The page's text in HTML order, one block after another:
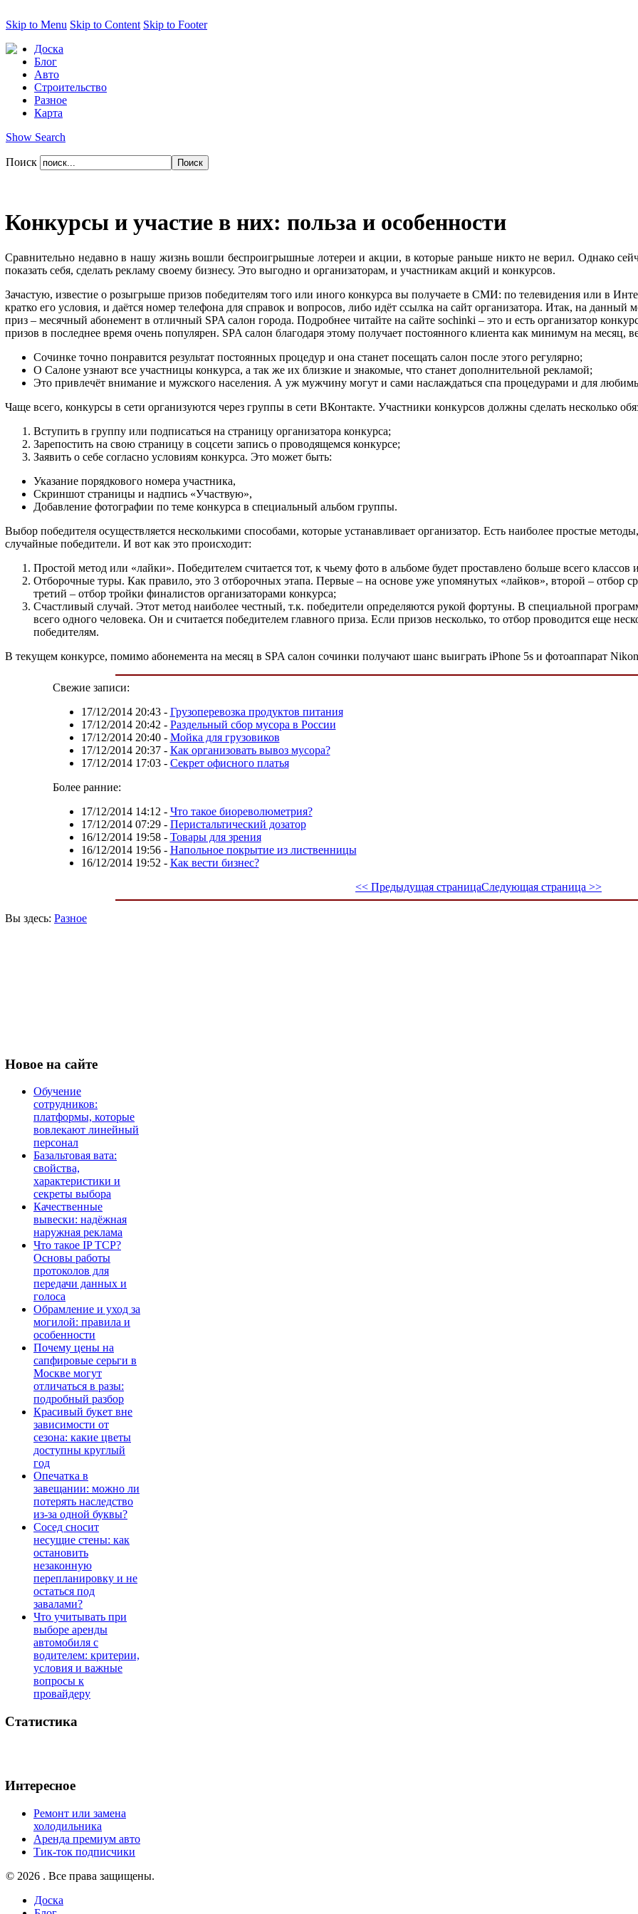
Skip to Menu Skip to Content Skip to Footer
Доска
Блог
Авто
Строительство
Разное
Карта
Show Search
Поиск
Конкурсы и участие в них: польза и особенности
Сравнительно недавно в нашу жизнь вошли беспроигрышные лотереи и акции, в которые раньше никто не верил. Однако
показать себя, сделать рекламу своему бизнесу. Это выгодно и организаторам, и участникам акций и конкурсов.
Зачастую, известие о розыгрыше призов победителям того или иного конкурса вы получаете в СМИ: по телевидения или в
кратко его условия, и даётся номер телефона для справок и вопросов, либо идёт ссылка на сайт организатора. Итак, на
приз – месячный абонемент в отличный SPA салон города. Подробнее читайте на сайте sochinki – это и есть организатор
призов в последнее время очень популярен. SPA салон благодаря этому получает постоянного клиента как минимум на месяц,
Сочинке точно понравится результат постоянных процедур и она станет посещать салон после этого регулярно;
О Салоне узнают все участницы конкурса, а так же их близкие и знакомые, что станет дополнительной рекламой;
Это привлечёт внимание и мужского населения. А уж мужчину могут и сами наслаждаться спа процедурами и для
Чаще всего, конкурсы в сети организуются через группы в сети ВКонтакте. Участники конкурсов должны сделать несколько
Вступить в группу или подписаться на страницу организатора конкурса;
Зарепостить на свою страницу в соцсети запись о проводящемся конкурсе;
Заявить о себе согласно условиям конкурса. Это может быть:
Указание порядкового номера участника,
Скриншот страницы и надпись «Участвую»,
Добавление фотографии по теме конкурса в специальный альбом группы.
Выбор победителя осуществляется несколькими способами, которые устанавливает организатор. Есть наиболее простые
случайные победители. И вот как это происходит:
Простой метод или «лайки». Победителем считается тот, к чьему фото в альбоме будет проставлено больше всего классов
Отборочные туры. Как правило, это 3 отборочных этапа. Первые – на основе уже упомянутых «лайков», второй – отбор
третий – отбор тройки финалистов организаторами конкурса;
Счастливый случай. Этот метод наиболее честный, т.к. победители определяются рукой фортуны. В специальной
всего одного человека. Он и считается победителем главного приза. Если призов несколько, то отбор проводится еще
победителям.
В текущем конкурсе, помимо абонемента на месяц в SPA салон сочинки получают шанс выиграть iPhone 5s и фотоаппарат
Свежие записи:
17/12/2014 20:43- Грузоперевозка продуктов питания
17/12/2014 20:42 - Раздельный сбор мусора в России
17/12/2014 20:40- Мойка для грузовиков
17/12/2014 20:37- Как организовать вывоз мусора?
17/12/2014 17:03- Секрет офисного платья
Более ранние:
17/12/2014 14:12 - Что такое биореволюметрия?
17/12/2014 07:29- Перистальтический дозатор
16/12/2014 19:58- Товары для зрения
16/12/2014 19:56- Напольное покрытие из лиственницы
16/12/2014 19:52 - Как вести бизнес?
<< Предыдущая страницаСледующая страница >>
Вы здесь: Разное
Новое на сайте
Обучение
сотрудников:
платформы, которые
вовлекают линейный
персонал
Базальтовая вата:
свойства,
характеристики и
секреты выбора
Качественные
вывески: надёжная
наружная реклама
Что такое IP TCP?
Основы работы
протоколов для
передачи данных и
голоса
Обрамление и уход за
могилой: правила и
особенности
Почему цены на
сапфировые серьги в
Москве могут
отличаться в разы:
подробный разбор
Красивый букет вне
зависимости от
сезона: какие цветы
доступны круглый
год
Опечатка в
завещании: можно ли
потерять наследство
из-за одной буквы?
Сосед сносит
несущие стены: как
остановить
незаконную
перепланировку и не
остаться под
завалами?
Что учитывать при
выборе аренды
автомобиля с
водителем: критерии,
условия и важные
вопросы к
провайдеру
Статистика
Интересное
Ремонт или замена
холодильника
Аренда премиум авто
Тик-ток подписчики
© 2026 . Все права защищены.
Доска